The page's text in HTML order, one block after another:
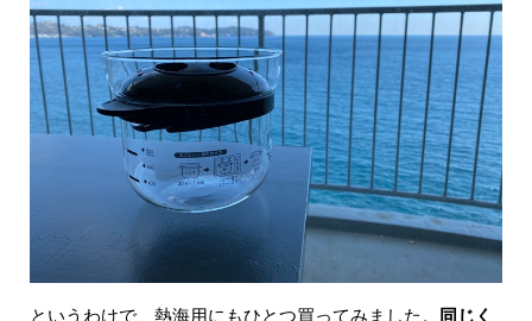
というわけで、熱海用にもひとつ買ってみました。 同じく